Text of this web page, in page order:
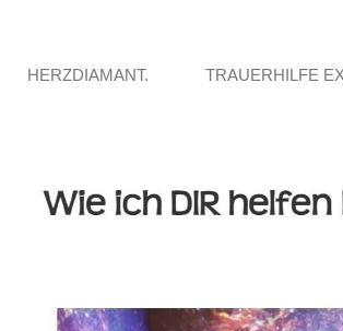
HERZDIAMANT. TRAUERHILFE